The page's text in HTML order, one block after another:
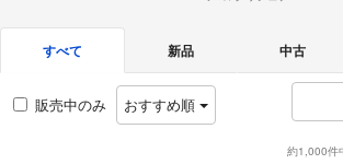
すべて 新品 中古
販売中のみ おすすめ順
約1,000件